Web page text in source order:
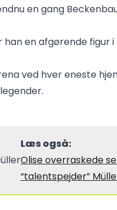
en gang
en afgørende figur i
ved hver eneste
Læs også:
Olise overraskede
“talentspejder”